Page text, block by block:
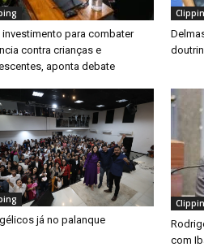
investimento para combater
contra crianças e
aponta debate
já no palanque
com